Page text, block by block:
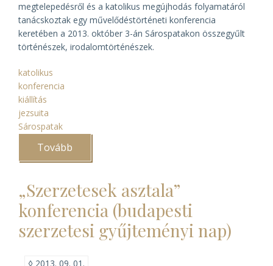
megtelepedésről és a katolikus megújhodás folyamatáról
tanácskoztak egy művelődéstörténeti konferencia
keretében a 2013. október 3-án Sárospatakon összegyűlt
történészek, irodalomtörténészek.
katolikus
konferencia
kiállítás
jezsuita
Sárospatak
Tovább
Északkelet-
(konferenciabeszámoló))
„Szerzetesek asztala”
konferencia (budapesti
szerzetesi gyűjteményi nap)
◊ 2013. 09. 01.